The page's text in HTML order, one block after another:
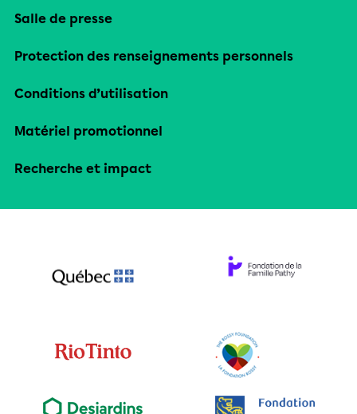
Salle de presse
Protection des renseignements personnels
Conditions d’utilisation
Matériel promotionnel
Recherche et impact